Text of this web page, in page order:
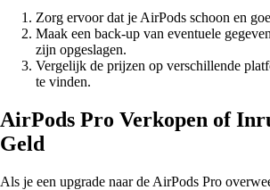
Zorg ervoor dat je AirPods schoon en
Maak een back-up van eventuele
zijn opgeslagen.
Vergelijk de prijzen op verschillende
te vinden.
AirPods Pro Verkopen of
Geld
Als je een upgrade naar de AirPods Pro